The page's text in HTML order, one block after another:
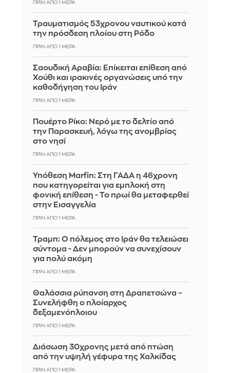
ΠΡΙΝ ΑΠΌ 1 ΜΈΡΑ
Τραυματισμός 53χρονου ναυτικού κατά
την πρόσδεση πλοίου στη Ρόδο
ΠΡΙΝ ΑΠΌ 1 ΜΈΡΑ
Σαουδική Αραβία: Επίκειται επίθεση από
Χούθι και ιρακινές οργανώσεις υπό την
καθοδήγηση του Ιράν
ΠΡΙΝ ΑΠΌ 1 ΜΈΡΑ
Πουέρτο Ρίκο: Νερό με το δελτίο από
την Παρασκευή, λόγω της ανομβρίας
στο νησί
ΠΡΙΝ ΑΠΌ 1 ΜΈΡΑ
Υπόθεση Marfin: Στη ΓΑΔΑ η 46χρονη
που κατηγορείται για εμπλοκή στη
φονική επίθεση - Το πρωί θα μεταφερθεί
στην Εισαγγελία
ΠΡΙΝ ΑΠΌ 1 ΜΈΡΑ
Τραμπ: Ο πόλεμος στο Ιράν θα τελειώσει
σύντομα - Δεν μπορούν να συνεχίσουν
για πολύ ακόμη
ΠΡΙΝ ΑΠΌ 1 ΜΈΡΑ
Θαλάσσια ρύπανση στη Δραπετσώνα –
Συνελήφθη ο πλοίαρχος
δεξαμενόπλοιου
ΠΡΙΝ ΑΠΌ 1 ΜΈΡΑ
Διάσωση 30χρονης μετά από πτώση
από την υψηλή γέφυρα της Χαλκίδας
ΠΡΙΝ ΑΠΌ 1 ΜΈΡΑ